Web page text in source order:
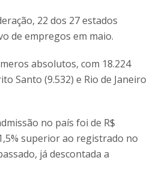
22 dos 27 estados
de empregos em maio.
absolutos, com 18.224
Santo (9.532) e Rio de Janeiro
no país foi de R$
superior ao registrado no
já descontada a